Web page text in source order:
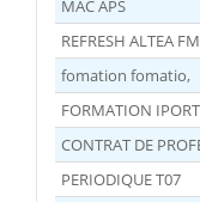
MAC APS
REFRESH ALTEA FM
fomation fomatio,
FORMATION IPORT
CONTRAT DE
PERIODIQUE T07